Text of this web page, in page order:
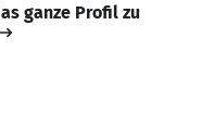
ganze Profil zu